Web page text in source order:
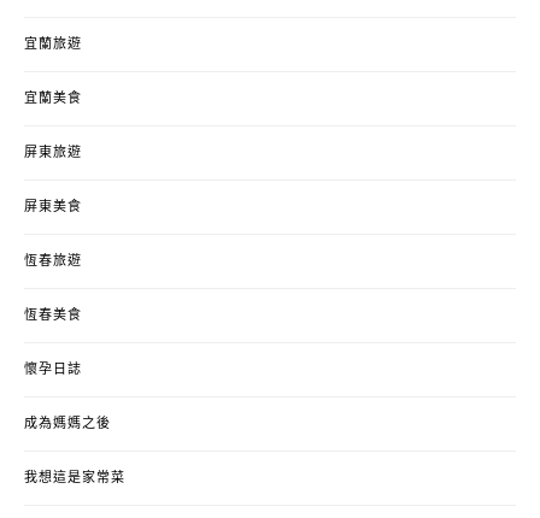
宜蘭旅遊
宜蘭美食
屏東旅遊
屏東美食
恆春旅遊
恆春美食
懷孕日誌
成為媽媽之後
我想這是家常菜